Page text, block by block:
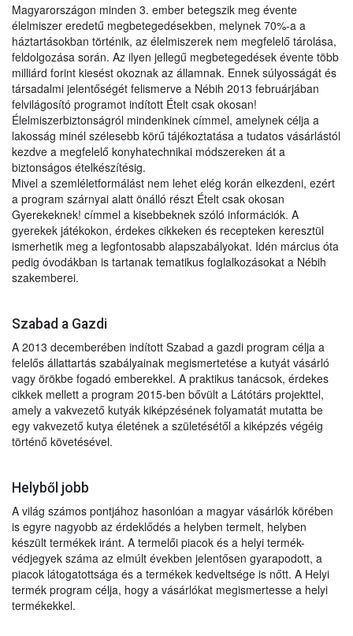
Magyarországon minden 3. ember betegszik meg évente
élelmiszer eredetű megbetegedésekben, melynek 70%-a a
háztartásokban történik, az élelmiszerek nem megfelelő tárolása,
feldolgozása során. Az ilyen jellegű megbetegedések évente több
milliárd forint kiesést okoznak az államnak. Ennek súlyosságát és
társadalmi jelentőségét felismerve a Nébih 2013 februárjában
felvilágosító programot indított Ételt csak okosan!
Élelmiszerbiztonságról mindenkinek címmel, amelynek célja a
lakosság minél szélesebb körű tájékoztatása a tudatos vásárlástól
kezdve a megfelelő konyhatechnikai módszereken át a
biztonságos ételkészítésig.
Mivel a szemléletformálást nem lehet elég korán elkezdeni, ezért
a program szárnyai alatt önálló részt Ételt csak okosan
Gyerekeknek! címmel a kisebbeknek szóló információk. A
gyerekek játékokon, érdekes cikkeken és recepteken keresztül
ismerhetik meg a legfontosabb alapszabályokat. Idén március óta
pedig óvodákban is tartanak tematikus foglalkozásokat a Nébih
szakemberei.
Szabad a Gazdi
A 2013 decemberében indított Szabad a gazdi program célja a
felelős állattartás szabályainak megismertetése a kutyát vásárló
vagy örökbe fogadó emberekkel. A praktikus tanácsok, érdekes
cikkek mellett a program 2015-ben bővült a Látótárs projekttel,
amely a vakvezető kutyák kiképzésének folyamatát mutatta be
egy vakvezető kutya életének a születésétől a kiképzés végéig
történő követésével.
Helyből jobb
A világ számos pontjához hasonlóan a magyar vásárlók körében
is egyre nagyobb az érdeklődés a helyben termelt, helyben
készült termékek iránt. A termelői piacok és a helyi termék-
védjegyek száma az elmúlt években jelentősen gyarapodott, a
piacok látogatottsága és a termékek kedveltsége is nőtt. A Helyi
termék program célja, hogy a vásárlókat megismertesse a helyi
termékekkel.